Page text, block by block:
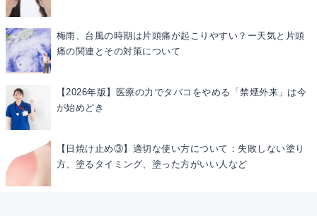
梅雨、台風の時期は片頭痛が起こりやすい？ー天気と片頭
痛の関連とその対策について
【2026年版】医療の力でタバコをやめる「禁煙外来」は今
が始めどき
【日焼け止め③】適切な使い方について：失敗しない塗り
方、塗るタイミング、塗った方がいい人など